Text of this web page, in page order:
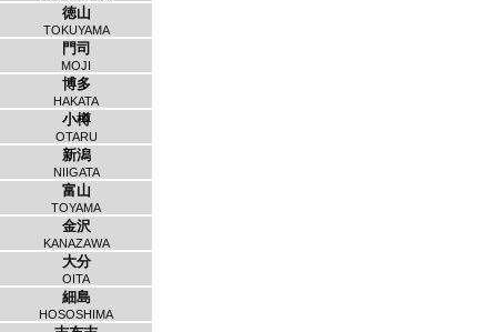
徳山
TOKUYAMA
門司
MOJI
博多
HAKATA
小樽
OTARU
新潟
NIIGATA
富山
TOYAMA
金沢
KANAZAWA
大分
OITA
細島
HOSOSHIMA